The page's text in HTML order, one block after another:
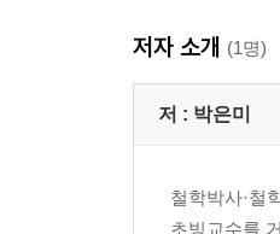
저자 소개 (1명)
저 : 박은미
철학박사·철
초빙교수를